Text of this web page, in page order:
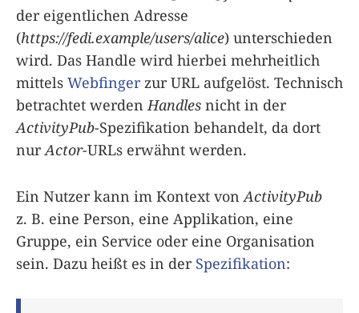
der eigentlichen Adresse
(https://fedi.example/users/alice) unterschieden
wird. Das Handle wird hierbei mehrheitlich
mittels Webfingerzur URL aufgelöst. Technisch
betrachtet werden Handles nicht in der
ActivityPub-Spezifikation behandelt, da dort
nurActor-URLs erwähnt werden.
Ein Nutzer kann im Kontext von ActivityPub
z. B. eine Person, eine Applikation, eine
Gruppe, ein Service oder eine Organisation
sein. Dazu heißt es in der Spezifikation: